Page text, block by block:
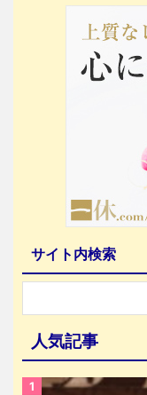
サイト内検索
人気記事